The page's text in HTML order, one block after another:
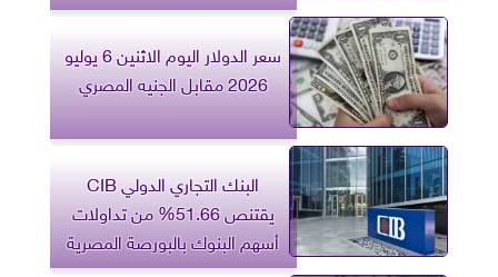
سعر الدولار اليوم الاثنين 6 يوليو
2026 مقابل الجنيه المصري
البنك التجاري الدولي CIB
يقتنص 51.66% من تداولات
أسهم البنوك بالبورصة المصرية